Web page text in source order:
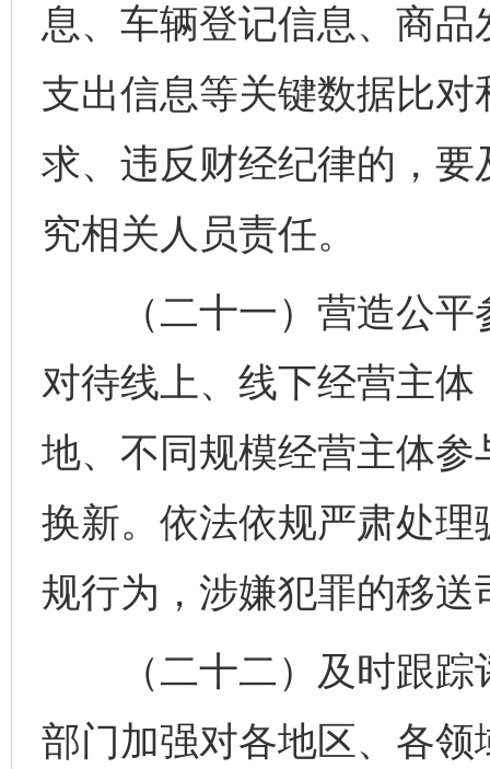
息、车辆登记信息、商
支出信息等关键数据比
求、违反财经纪律的，
究相关人员责任。
（二十一）营造公平
对待线上、线下经营主
地、不同规模经营主体
换新。依法依规严肃处理
规行为，涉嫌犯罪的移
（二十二）及时跟踪
部门加强对各地区、各领